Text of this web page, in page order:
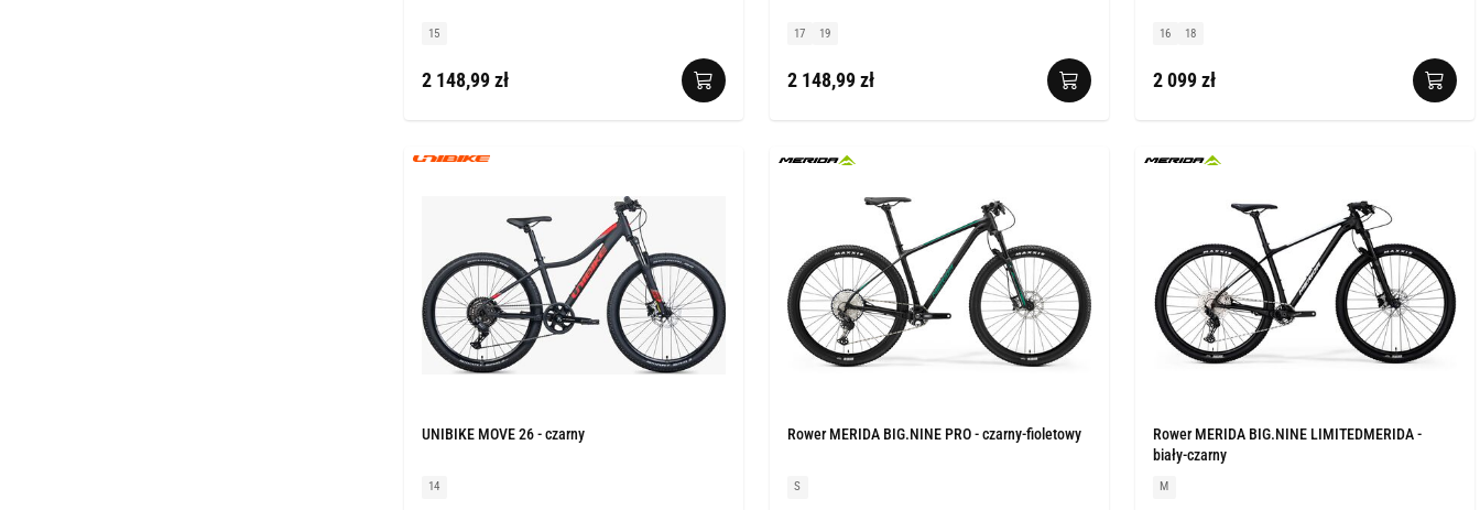
15
2 148,99 zł
17 19
2 148,99 zł
16 18
2 099 zł
UNIBIKE MOVE 26 - czarny
14
Rower MERIDA BIG.NINE PRO - czarny-fioletowy
S
Rower MERIDA BIG.NINE LIMITEDMERIDA -
biały-czarny
M